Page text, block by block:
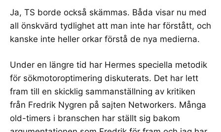
Ja, TS borde också skämmas. Båda visar nu med
all önskvärd tydlighet att man inte har förstått, och
kanske inte heller orkar förstå de nya medierna.
Under en längre tid har Hermes speciella metodik
för sökmotoroptimering diskuterats. Det har lett
fram till en skicklig sammanställning av kritiken
från Fredrik Nygren på sajten Networkers. Många
old-timers i branschen har ställt sig bakom